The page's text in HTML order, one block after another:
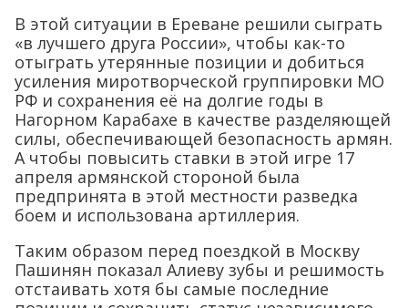
В этой ситуации в Ереване решили сыграть
«в лучшего друга России», чтобы как-то
отыграть утерянные позиции и добиться
усиления миротворческой группировки МО
РФ и сохранения её на долгие годы в
Нагорном Карабахе в качестве разделяющей
силы, обеспечивающей безопасность армян.
А чтобы повысить ставки в этой игре 17
апреля армянской стороной была
предпринята в этой местности разведка
боем и использована артиллерия.
Таким образом перед поездкой в Москву
Пашинян показал Алиеву зубы и решимость
отстаивать хотя бы самые последние